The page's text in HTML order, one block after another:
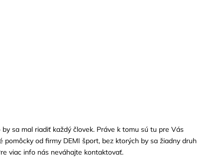
sa mal riadiť každý človek. Práve k tomu sú tu pre Vás
pomôcky od firmy DEMI šport, bez ktorých by sa žiadny druh
viac info nás neváhajte kontaktovať.